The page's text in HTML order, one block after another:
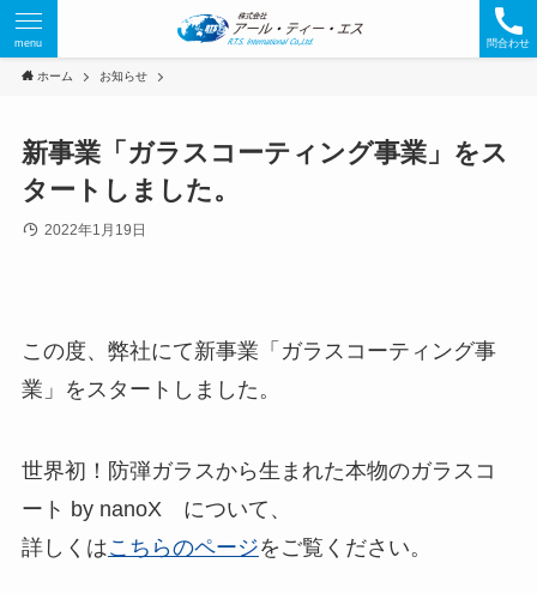
問合わせ
menu
ホーム お知らせ
新事業「ガラスコーティング事業」をス
タートしました。
2022年1月19日
この度、弊社にて新事業「ガラスコーティング事
業」をスタートしました。
世界初！防弾ガラスから生まれた本物のガラスコ
ート by nanoX について、
詳しくはこちらのページをご覧ください。